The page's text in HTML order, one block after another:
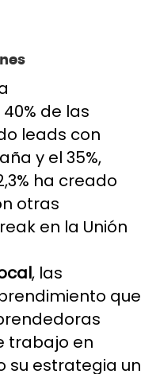
40% de las
leads con
y el 35%,
ha creado
otras
en la Unión
, las
que
trabajo en
su estrategia un